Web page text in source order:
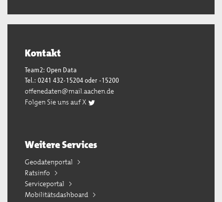
Kontakt
Team2: Open Data
Tel.: 0241 432-15204 oder -15200
offenedaten@mail.aachen.de
Folgen Sie uns auf X
Weitere Services
Geodatenportal
Ratsinfo
Serviceportal
Mobilitätsdashboard